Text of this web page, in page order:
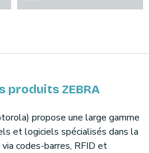
produits ZEBRA
propose une large gamme
et logiciels spécialisés dans la
codes-barres, RFID et